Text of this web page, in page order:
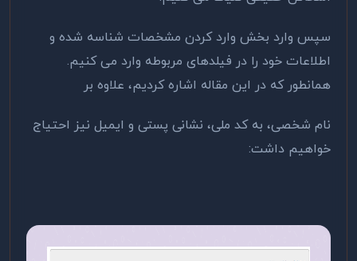
سپس وارد بخش وارد کردن مشخصات شناسه شده و
اطلاعات خود را در فیلدهای مربوطه وارد می کنیم.
همانطور که در این مقاله اشاره کردیم، علاوه بر
نام شخصی، به کد ملی، نشانی پستی و ایمیل نیز احتیاج
خواهیم داشت: